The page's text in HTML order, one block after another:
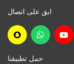
ابق على اتصال
حمل تطبيقنا